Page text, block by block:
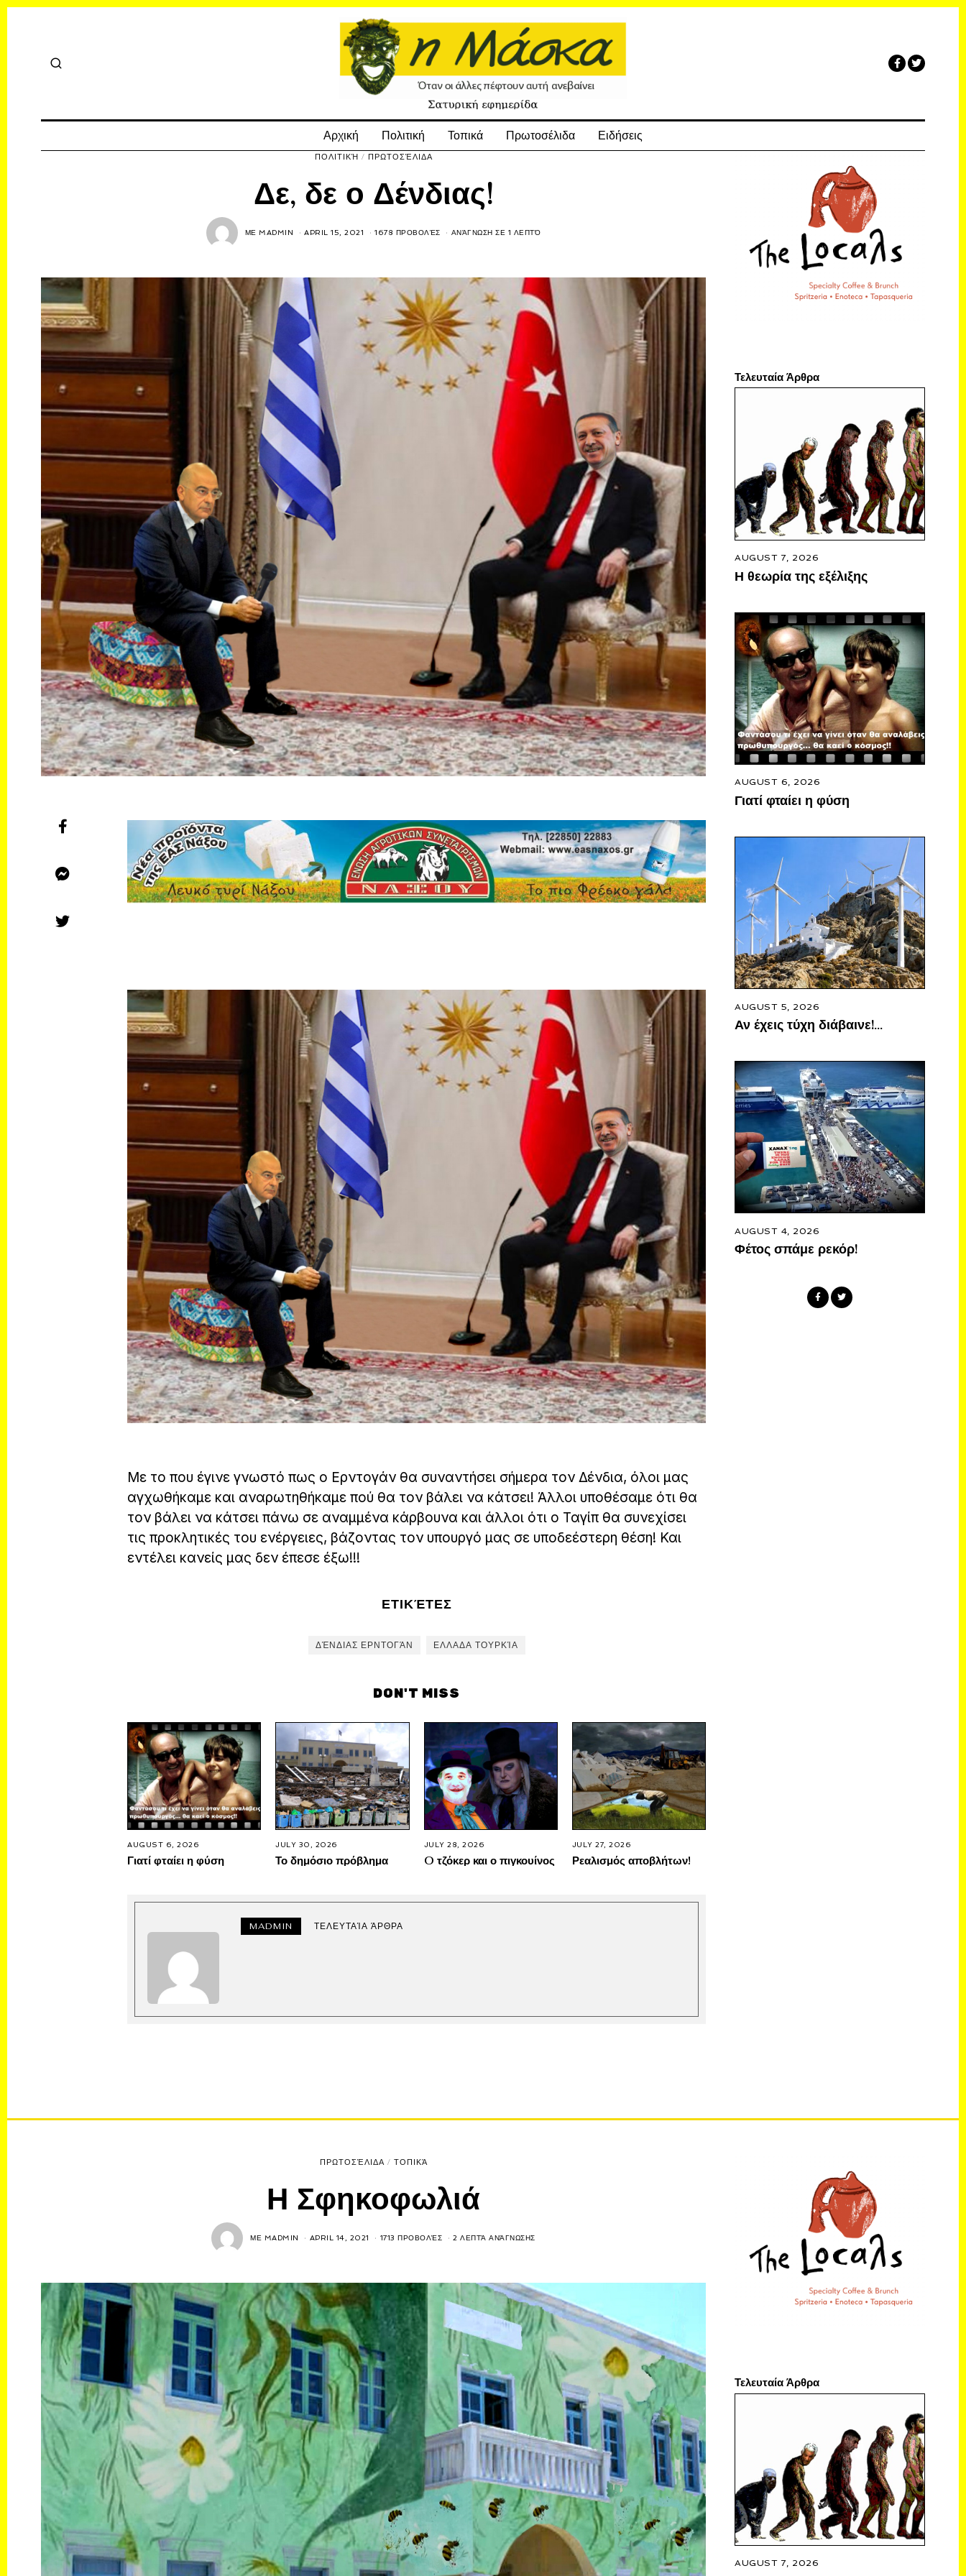
Αρχική Πολιτική Τοπικά Πρωτοσέλιδα Ειδήσεις
ΠΟΛΙΤΙΚΉ / ΠΡΩΤΟΣΈΛΙΔΑ
Δε, δε ο Δένδιας!
ΜΕ MADMIN APRIL 15, 2021 1678 ΠΡΟΒΟΛΈΣ ΑΝΆΓΝΩΣΗ ΣΕ 1 ΛΕΠΤΌ
Με το που έγινε γνωστό πως ο Ερντογάν θα συναντήσει σήμερα τον Δένδια, όλοι μας
αγχωθήκαμε και αναρωτηθήκαμε πού θα τον βάλει να κάτσει! Άλλοι υποθέσαμε ότι θα
τον βάλει να κάτσει πάνω σε αναμμένα κάρβουνα και άλλοι ότι ο Ταγίπ θα συνεχίσει
τις προκλητικές του ενέργειες, βάζοντας τον υπουργό μας σε υποδεέστερη θέση! Και
εντέλει κανείς μας δεν έπεσε έξω!!!
ΕΤΙΚΈΤΕΣ
ΔΈΝΔΙΑΣ ΕΡΝΤΟΓΆΝ ΕΛΛΑΔΑ ΤΟΥΡΚΊΑ
DON'T MISS
AUGUST 6, 2026
Γιατί φταίει η φύση
JULY 30, 2026
Το δημόσιο πρόβλημα
JULY 28, 2026
O τζόκερ και ο πιγκουίνος
JULY 27, 2026
Ρεαλισμός αποβλήτων!
MADMIN ΤΕΛΕΥΤΑΊΑ ΆΡΘΡΑ
Τελευταία Άρθρα
AUGUST 7, 2026
Η θεωρία της εξέλιξης
AUGUST 6, 2026
Γιατί φταίει η φύση
AUGUST 5, 2026
Αν έχεις τύχη διάβαινε!…
AUGUST 4, 2026
Φέτος σπάμε ρεκόρ!
ΠΡΩΤΟΣΈΛΙΔΑ / ΤΟΠΙΚΆ
Η Σφηκοφωλιά
ΜΕ MADMIN APRIL 14, 2021 1713 ΠΡΟΒΟΛΈΣ 2 ΛΕΠΤΆ ΑΝΆΓΝΩΣΗΣ
Τελευταία Άρθρα
AUGUST 7, 2026